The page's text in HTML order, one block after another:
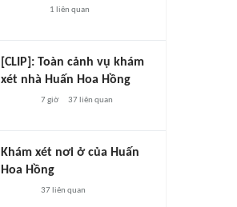
1 liên quan
[CLIP]: Toàn cảnh vụ khám
xét nhà Huấn Hoa Hồng
7 giờ 37liên quan
Khám xét nơi ở của Huấn
Hoa Hồng
37liên quan